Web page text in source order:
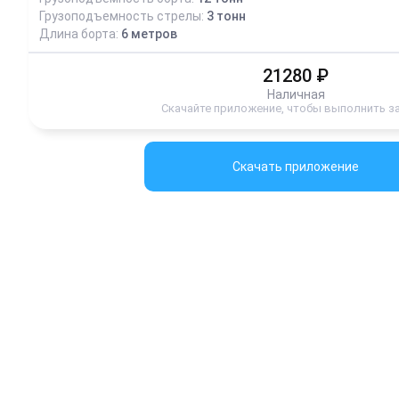
Грузоподъемность стрелы: 3 тонн
Длина борта: 6 метров
21280 ₽
Наличная
Скачайте приложение, чтобы выполнить
Скачать приложение